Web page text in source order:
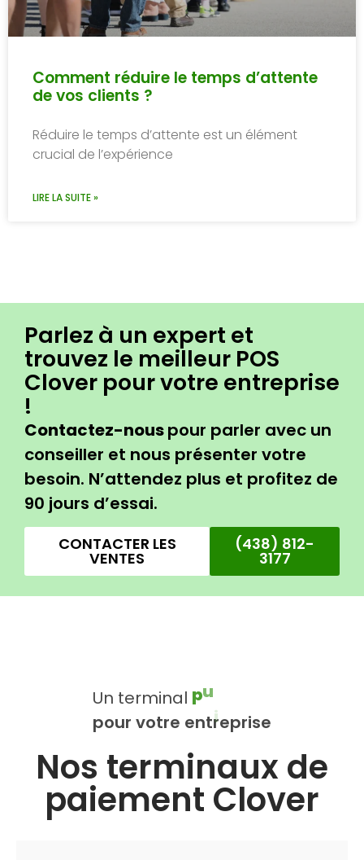
Comment réduire le temps d’attente
de vos clients ?
Réduire le temps d’attente est un élément
crucial de l’expérience
LIRE LA SUITE »
Parlez à un expert et
trouvez le meilleur POS
Clover pour votre entreprise
!
Contactez-nouspour parler avec un
conseiller et nous présenter votre
besoin. N’attendez plus et profitez de
90 jours d’essai.
CONTACTER LES
VENTES
(438) 812-
3177
Un terminal pu
pour votre entreprise
Nos terminaux de
paiement Clover